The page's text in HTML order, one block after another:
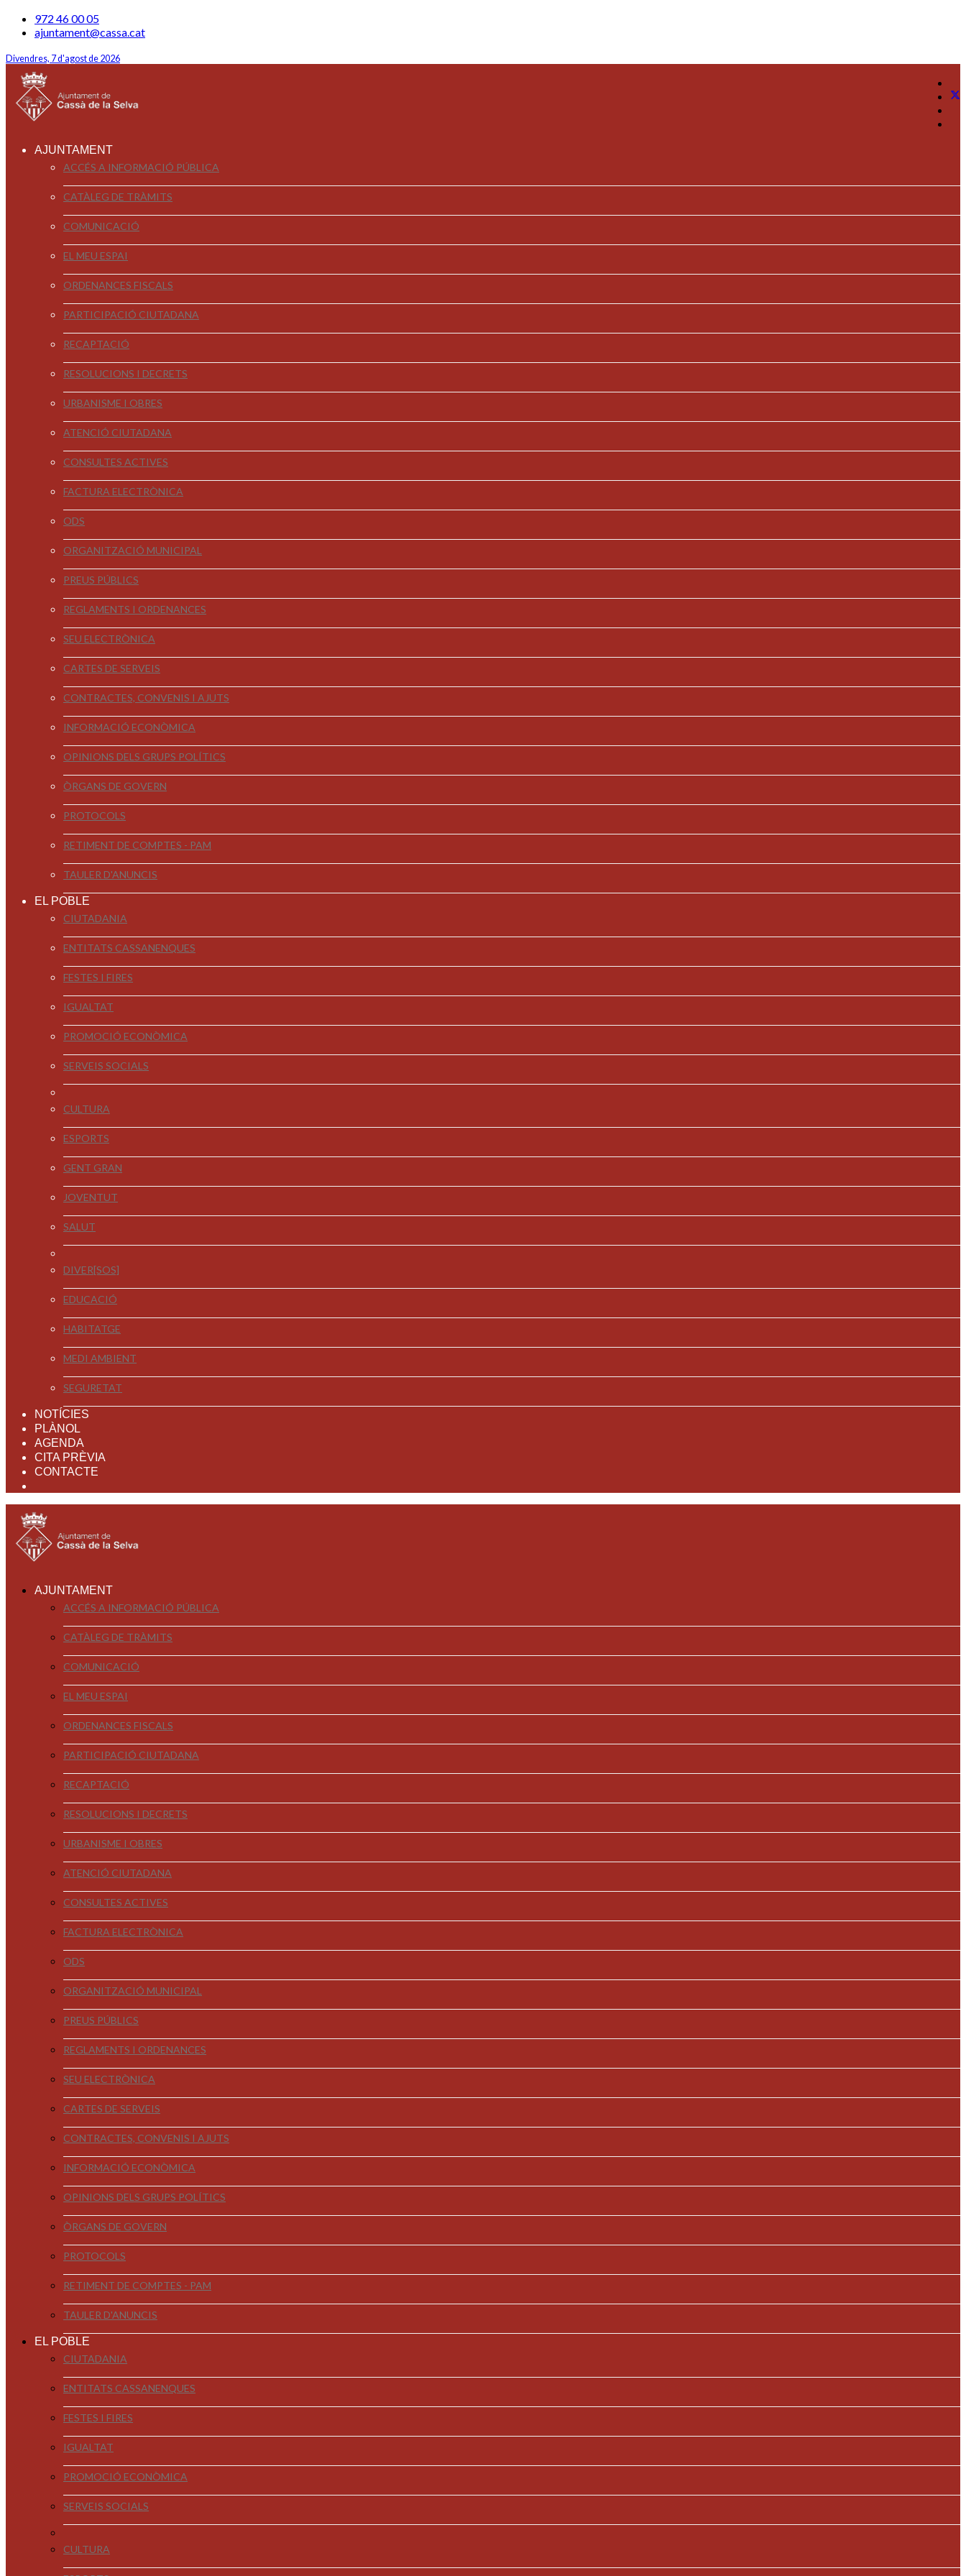
972 46 00 05
ajuntament@cassa.cat
Divendres, 7 d'agost de 2026
AJUNTAMENT
ACCÉS A INFORMACIÓ PÚBLICA
CATÀLEG DE TRÀMITS
COMUNICACIÓ
EL MEU ESPAI
ORDENANCES FISCALS
PARTICIPACIÓ CIUTADANA
RECAPTACIÓ
RESOLUCIONS I DECRETS
URBANISME I OBRES
ATENCIÓ CIUTADANA
CONSULTES ACTIVES
FACTURA ELECTRÒNICA
ODS
ORGANITZACIÓ MUNICIPAL
PREUS PÚBLICS
REGLAMENTS I ORDENANCES
SEU ELECTRÒNICA
CARTES DE SERVEIS
CONTRACTES, CONVENIS I AJUTS
INFORMACIÓ ECONÒMICA
OPINIONS DELS GRUPS POLÍTICS
ÒRGANS DE GOVERN
PROTOCOLS
RETIMENT DE COMPTES - PAM
TAULER D'ANUNCIS
EL POBLE
CIUTADANIA
ENTITATS CASSANENQUES
FESTES I FIRES
IGUALTAT
PROMOCIÓ ECONÒMICA
SERVEIS SOCIALS
CULTURA
ESPORTS
GENT GRAN
JOVENTUT
SALUT
DIVER[SOS]
EDUCACIÓ
HABITATGE
MEDI AMBIENT
SEGURETAT
NOTÍCIES
PLÀNOL
AGENDA
CITA PRÈVIA
CONTACTE
AJUNTAMENT
ACCÉS A INFORMACIÓ PÚBLICA
CATÀLEG DE TRÀMITS
COMUNICACIÓ
EL MEU ESPAI
ORDENANCES FISCALS
PARTICIPACIÓ CIUTADANA
RECAPTACIÓ
RESOLUCIONS I DECRETS
URBANISME I OBRES
ATENCIÓ CIUTADANA
CONSULTES ACTIVES
FACTURA ELECTRÒNICA
ODS
ORGANITZACIÓ MUNICIPAL
PREUS PÚBLICS
REGLAMENTS I ORDENANCES
SEU ELECTRÒNICA
CARTES DE SERVEIS
CONTRACTES, CONVENIS I AJUTS
INFORMACIÓ ECONÒMICA
OPINIONS DELS GRUPS POLÍTICS
ÒRGANS DE GOVERN
PROTOCOLS
RETIMENT DE COMPTES - PAM
TAULER D'ANUNCIS
EL POBLE
CIUTADANIA
ENTITATS CASSANENQUES
FESTES I FIRES
IGUALTAT
PROMOCIÓ ECONÒMICA
SERVEIS SOCIALS
CULTURA